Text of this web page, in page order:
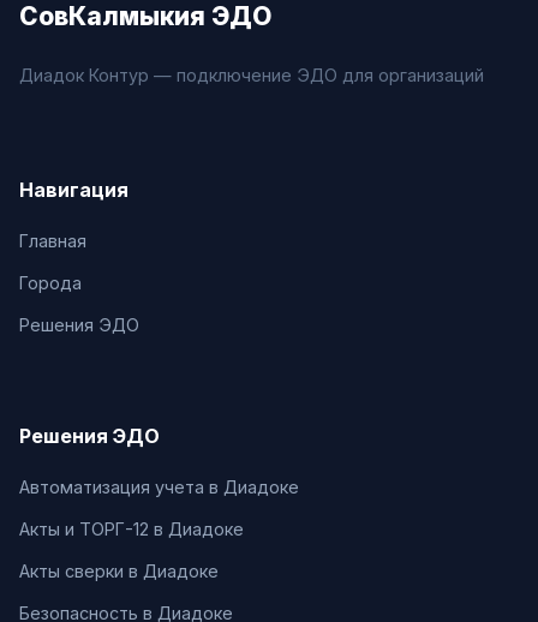
СовКалмыкия ЭДО
Диадок Контур — подключение ЭДО для организаций
Навигация
Главная
Города
Решения ЭДО
Решения ЭДО
Автоматизация учета в Диадоке
Акты и ТОРГ-12 в Диадоке
Акты сверки в Диадоке
Безопасность в Диадоке